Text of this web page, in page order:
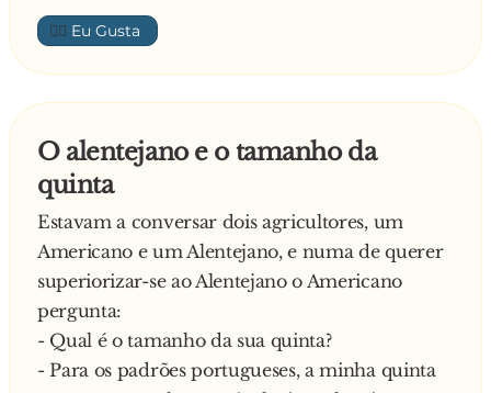
decide ainda corrigir o menino:
- Joãozinho, não é UÍ, é UI. Então disse tudo
bem e não é capaz de dizer UI? Diga lá, Ui!
Outra tentativa do Joãozinho:
Ainda não satisfeita a professora:
- Não, não é nada disso! Então o que é que o
menino diz quando se queima, por exemplo?
E o Joãozinho:
- p**...!
👍🏼
O alentejano e o tamanho da
quinta
Estavam a conversar dois agricultores, um
Americano e um Alentejano, e numa de querer
superiorizar-se ao Alentejano o Americano
pergunta:
- Qual é o tamanho da sua quinta?
- Para os padrões portugueses, a minha quinta